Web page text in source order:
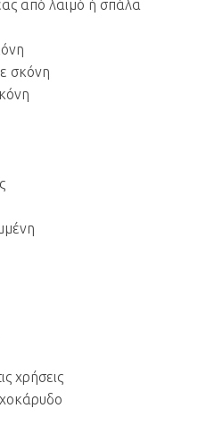
από λαιμό ή σπάλα
σκόνη
χρήσεις